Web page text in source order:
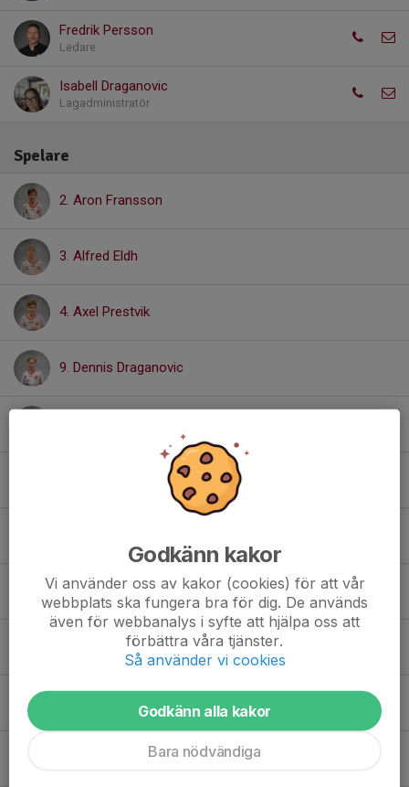
Fredrik Persson
Ledare
Isabell Draganovic
Lagadministratör
Spelare
2. Aron Fransson
3. Alfred Eldh
4. Axel Prestvik
9. Dennis Draganovic
11. Collin Carlsson
20. Sem Hägglund
21. John Dahlin
22. Anton Johansson
23. Cesar Bodling
Godkänn kakor
Vi använder oss av kakor (cookies) för att vår
webbplats ska fungera bra för dig. De används
även för webbanalys i syfte att hjälpa oss att
förbättra våra tjänster.
Så använder vi cookies
Godkänn alla kakor
Bara nödvändiga